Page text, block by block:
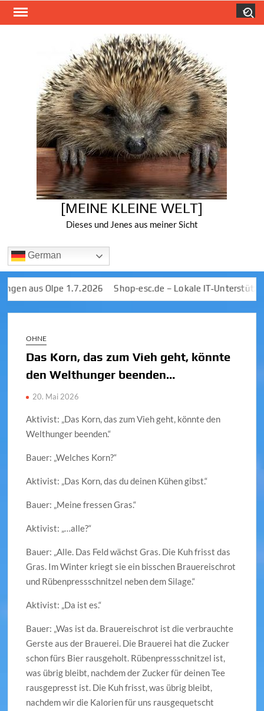
Skip
[MEINE KLEINE WELT]
Dieses und Jenes aus meiner Sicht
German
aus Olpe 1.7.2026 Shop-esc.de – Lokale IT‑Unterstützung
OHNE
Das Korn, das zum Vieh geht, könnte
den Welthunger beenden…
20. Mai 2026
Aktivist: „Das Korn, das zum Vieh geht, könnte den
Welthunger beenden.“
Bauer: „Welches Korn?“
Aktivist: „Das Korn, das du deinen Kühen gibst.“
Bauer: „Meine fressen Gras.“
Aktivist: „…alle?“
Bauer: „Alle. Das Feld wächst Gras. Die Kuh frisst das
Gras. Im Winter kriegt sie ein bisschen Brauereischrot
und Rübenpressschnitzel neben dem Silage.“
Aktivist: „Da ist es.“
Bauer: „Was ist da. Brauereischrot ist die verbrauchte
Gerste aus der Brauerei. Die Brauerei hat die Zucker
schon fürs Bier rausgeholt. Rübenpressschnitzel ist,
was übrig bleibt, nachdem der Zucker für deinen Tee
rausgepresst ist. Die Kuh frisst, was übrig bleibt,
nachdem wir die Kalorien für uns rausgequetscht